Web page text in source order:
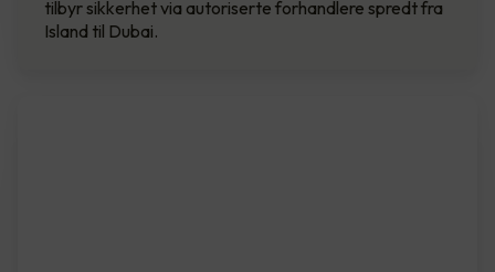
tilbyr sikkerhet via autoriserte forhandlere spredt fra
Island til Dubai.